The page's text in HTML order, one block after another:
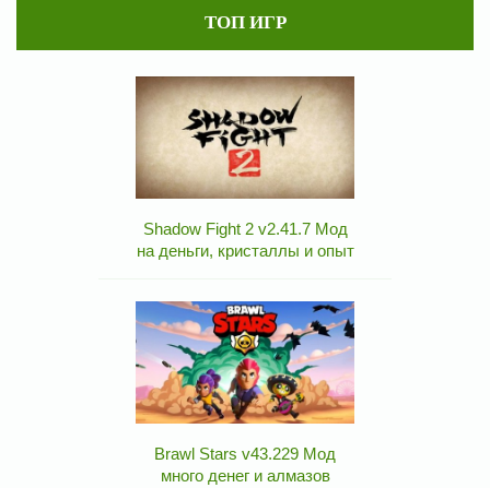
ТОП ИГР
Shadow Fight 2 v2.41.7 Мод
на деньги, кристаллы и опыт
Brawl Stars v43.229 Мод
много денег и алмазов